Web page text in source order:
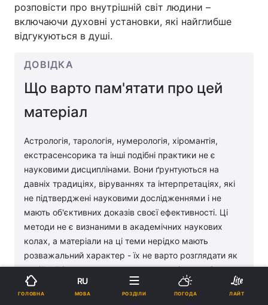
розповісти про внутрішній світ людини –
включаючи духовні установки, які найглибше
відгукуються в душі.
ДОВІДКА
Що варто пам'ятати про цей
матеріал
Астрологія, тарологія, нумерологія, хіромантія,
екстрасенсорика та інші подібні практики не є
науковими дисциплінами. Вони ґрунтуються на
давніх традиціях, віруваннях та інтерпретаціях, які
не підтверджені науковими дослідженнями і не
мають об'єктивних доказів своєї ефективності. Ці
методи не є визнаними в академічних наукових
колах, а матеріали на ці теми нерідко мають
розважальний характер - їх не варто розглядати як
надійний інструмент для ухвалення рішень або
складання планів. Під час вирішення питань,
пов'язаних із психологією або здоров'ям, завжди
ГОЛОВНА
RU
МОВА РОЗДІЛИ ПОГОДА ЛАЙТ